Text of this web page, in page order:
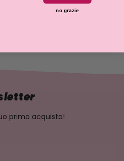
primo acquisto!
no grazie